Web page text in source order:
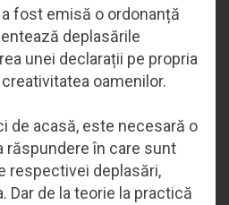
a fost emisă o ordonanță
deplasările
unei declarații pe propria
oamenilor.
de acasă, este necesară o
răspundere în care sunt
respectivei deplasări,
Dar de la teorie la practică